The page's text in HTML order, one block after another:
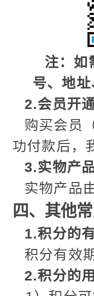
注：如
号、地
2.会员开
购买会员
功付款后，
3.实物产
实物产品
四、其他
1.积分的
积分有效
2.积分的